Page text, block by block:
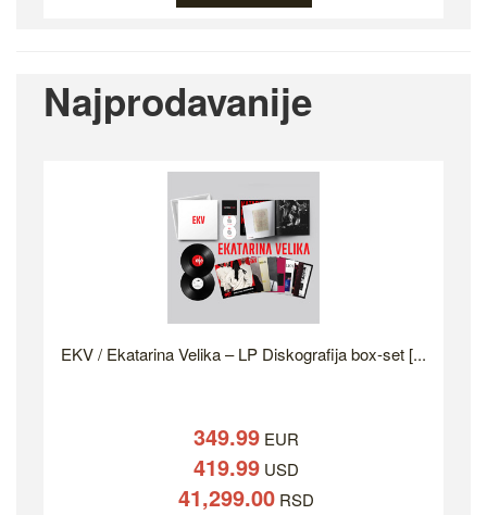
Najprodavanije
EKV / Ekatarina Velika – LP Diskografija box-set [...
349.99 EUR
419.99 USD
41,299.00 RSD